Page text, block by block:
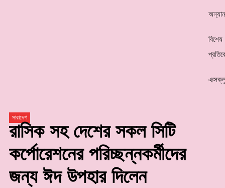
বিশেষ
সারাদেশ
রাসিক সহ দেশের সকল সিটি
কর্পোরেশনের পরিচ্ছন্নকর্মীদের
জন্য ঈদ উপহার দিলেন